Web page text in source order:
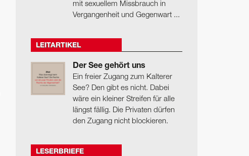
mit sexuellem Missbrauch in
Vergangenheit und Gegenwart ...
LEITARTIKEL
Der See gehört uns
Ein freier Zugang zum Kalterer
See? Den gibt es nicht. Dabei
wäre ein kleiner Streifen für alle
längst fällig. Die Privaten dürfen
den Zugang nicht blockieren.
LESERBRIEFE